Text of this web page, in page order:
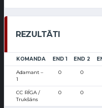
REZULTĀTI
KOMANDA END 1 END 2
Adamant –
1
0 0
CC RĪGA /
Trukšāns
0 0